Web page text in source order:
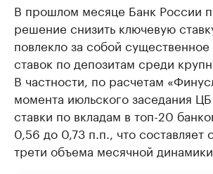
В прошлом месяце Банк России
решение снизить ключевую
повлекло за собой
ставок по депозитам среди
В частности, по расчетам
момента июльского заседания
ставки по вкладам в топ-20
0,56 до 0,73 п.п., что составляет
трети объема месячной